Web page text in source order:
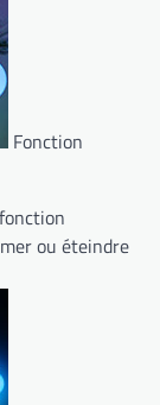
Fonction
ou éteindre